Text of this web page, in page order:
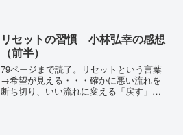
リセットの習慣 小林弘幸の感想
（前半）
79ページまで読了。リセットという言葉
→希望が見える・・・確かに悪い流れを
断ち切り、いい流れに変える「戻す」で